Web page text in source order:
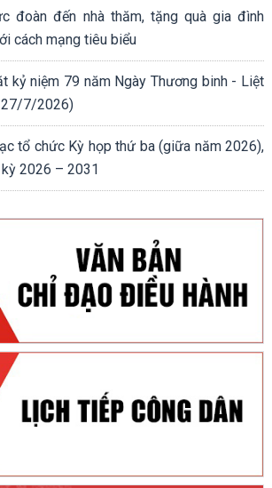
đoàn đến nhà thăm, tặng quà gia đình
cách mạng tiêu biểu
kỷ niệm 79 năm Ngày Thương binh - Liệt
7/2026)
tổ chức Kỳ họp thứ ba (giữa năm 2026),
nhiệm kỳ 2026 – 2031